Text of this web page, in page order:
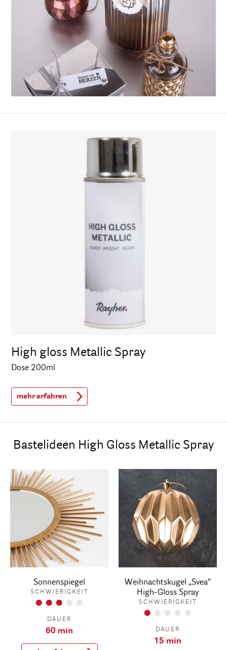
High gloss Metallic Spray
Dose 200ml
mehr erfahren
Bastelideen High Gloss Metallic Spray
Sonnenspiegel
SCHWIERIGKEIT
DAUER
60 min
Weihnachtskugel „Svea“
High-Gloss Spray
SCHWIERIGKEIT
DAUER
15 min